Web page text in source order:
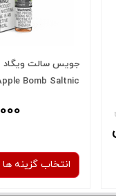
جویس سالت
Bomb Saltnic
انتخاب گزینه ها